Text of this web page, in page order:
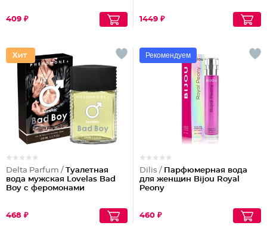
409 ₽ 1449 ₽
Delta Parfum / Туалетная
вода мужская Lovelas Bad
Boy с феромонами
468 ₽
Рекомендуем
Dilis / Парфюмерная вода
для женщин Bijou Royal
Peony
460 ₽